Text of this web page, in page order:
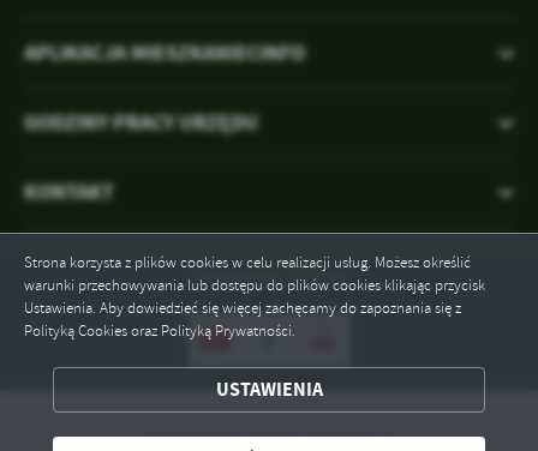
Strona korzysta z plików cookies w celu realizacji usług. Możesz określić
warunki przechowywania lub dostępu do plików cookies klikając przycisk
Ustawienia. Aby dowiedzieć się więcej zachęcamy do zapoznania się z
Polityką Cookies oraz Polityką Prywatności.
USTAWIENIA
ZAPISZ WYBRANE
ODRZUĆ WSZYSTKIE
APLIKACJA MIESZKANIECINFO
GODZINY PRACY URZĘDU
KONTAKT
Odwiedzin: 125264
Copyright by gmina.malbork.pl